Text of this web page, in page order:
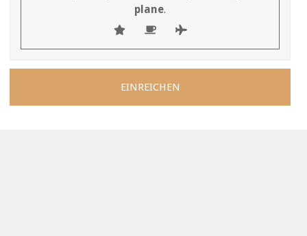
plane.